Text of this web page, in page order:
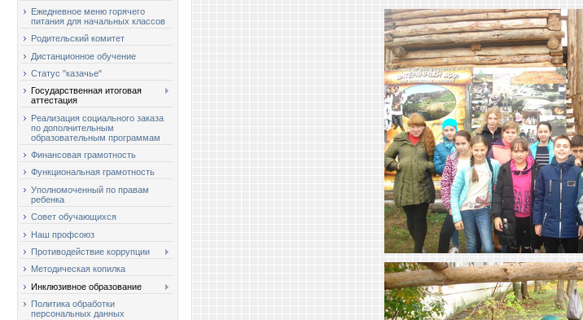
Ежедневное меню горячего
питания для начальных классов
Родительский комитет
Дистанционное обучение
Статус "казачье"
Государственная итоговая
аттестация
Реализация социального заказа
по дополнительным
образовательным программам
Финансовая грамотность
Функциональная грамотность
Уполномоченный по правам
ребенка
Совет обучающихся
Наш профсоюз
Противодействие коррупции
Методическая копилка
Инклюзивное образование
Политика обработки
персональных данных